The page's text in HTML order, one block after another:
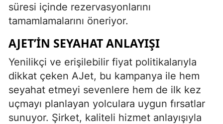
süresi içinde rezervasyonlarını
tamamlamalarını öneriyor.
AJET’IN SEYAHAT ANLAYIŞI
Yenilikçi ve erişilebilir fiyat politikalarıyla
dikkat çeken AJet, bu kampanya ile hem
seyahat etmeyi sevenlere hem de ilk kez
uçmayı planlayan yolculara uygun fırsatlar
sunuyor. Şirket, kaliteli hizmet anlayışıyla